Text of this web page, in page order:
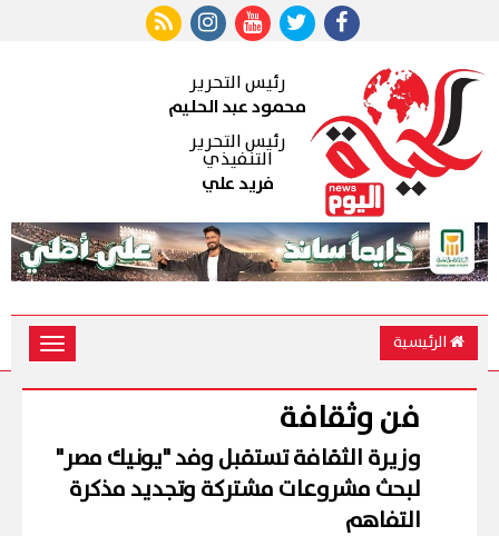
رئيس التحرير
محمود عبد الحليم
رئيس التحرير
التنفيذي
فريد علي
الرئيسية
Toggle
فن وثقافة
وزيرة الثقافة تستقبل وفد "يونيك مصر"
لبحث مشروعات مشتركة وتجديد مذكرة
التفاهم